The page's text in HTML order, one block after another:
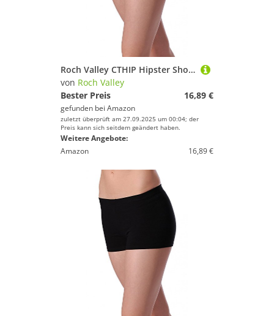
Roch Valley CTHIP Hipster Shorts Schwarz 9-10 Jahre 134-140cm (2)
von Roch Valley
Bester Preis
16,89 €
gefunden bei Amazon
zuletzt überprüft am 27.09.2025 um 00:04; der
Preis kann sich seitdem geändert haben.
Weitere Angebote:
Amazon
16,89 €